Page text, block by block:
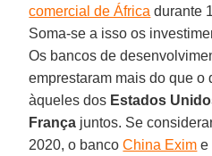
comercial de África durante
Soma-se a isso os
Os bancos de
emprestaram mais do que o
àqueles dos Estados
França juntos. Se
2020, o bancoChina Exim e